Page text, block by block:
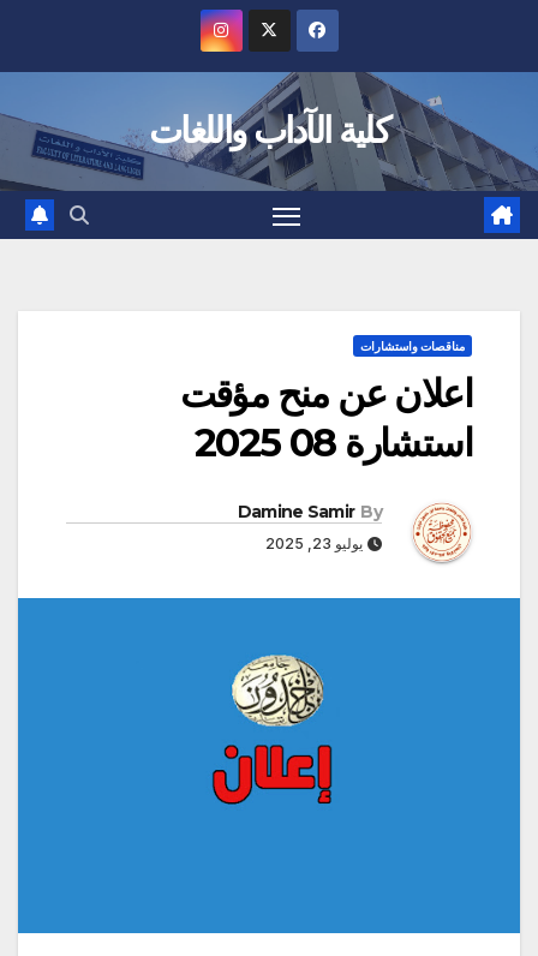
كلية الآداب واللغات
مناقصات واستشارات
اعلان عن منح مؤقت
استشارة 08 2025
By
Damine Samir
يوليو 23, 2025